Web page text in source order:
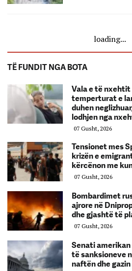
loading...
TË FUNDIT NGA BOTA
Vala e të nxehtit
temperturat e
duhen
lodhjen nga
07 Gusht, 2026
Tensionet mes
krizën e
kërcënon me
07 Gusht, 2026
Bombardimet
ajrore në
dhe gjashtë të
07 Gusht, 2026
Senati
të sanksioneve
naftën dhe